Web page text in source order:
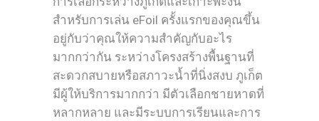
สำหรับการเล่น eFoil ครั้งแรกของคุณขึ้น
อยู่กับว่าคุณให้ความสำคัญกับอะไร
มากกว่ากัน ระหว่างโครงสร้างพื้นฐานที่
สะดวกสบายหรือสภาวะน้ำที่นิ่งสงบ ภูเก็ต
มีผู้ให้บริการมากกว่า มีตัวเลือกชายหาดที่
หลากหลาย และมีระบบการเรียนและการ